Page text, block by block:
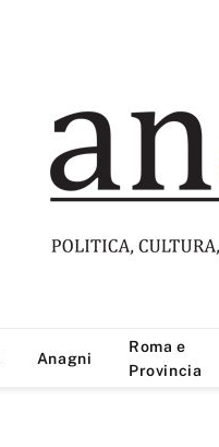
Anagni
Roma e
Provincia